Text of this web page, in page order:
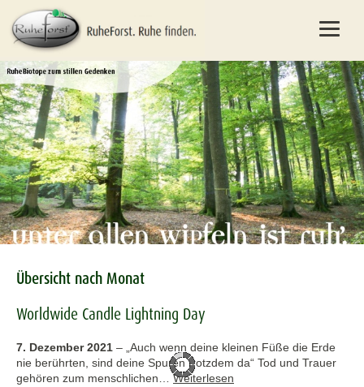
Übersicht nach Monat
Worldwide Candle Lightning Day
7. Dezember 2021 – „Auch wenn deine kleinen Füße die Erde
nie berührten, sind deine Spuren trotzdem da“ Tod und Trauer
gehören zum menschlichen… Weiterlesen